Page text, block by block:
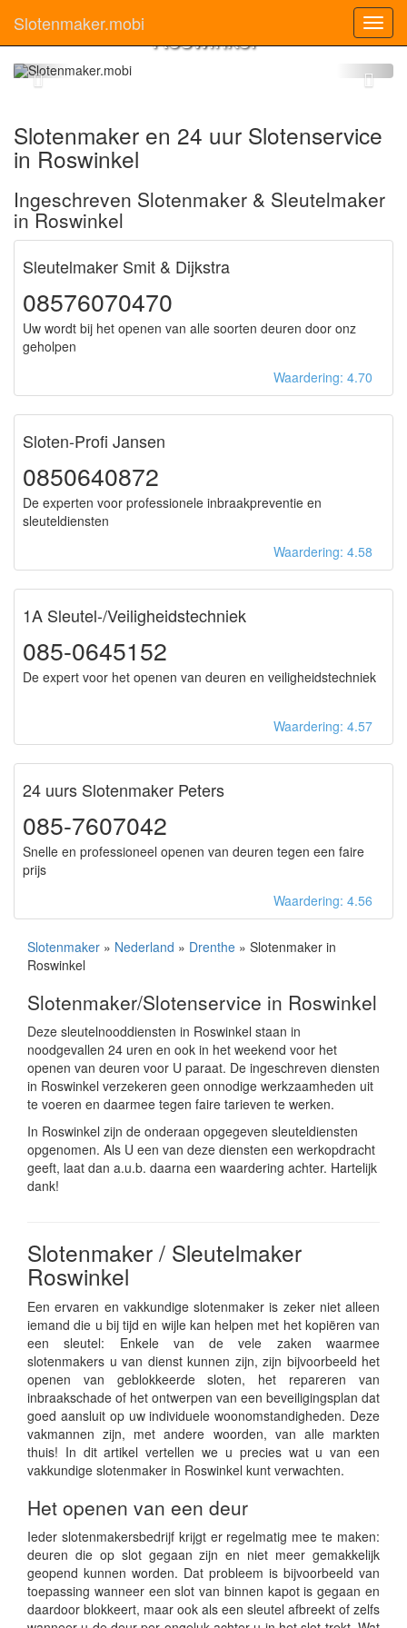
Slotenmaker.mobiSlotenmaker
Roswinkel
Slotenmaker en 24 uur Slotenservice
in Roswinkel
Ingeschreven Slotenmaker & Sleutelmaker
in Roswinkel
Sleutelmaker Smit & Dijkstra
08576070470
Uw wordt bij het openen van alle soorten deuren door onz
geholpen
Waardering: 4.70
Sloten-Profi Jansen
0850640872
De experten voor professionele inbraakpreventie en
sleuteldiensten
Waardering: 4.58
1A Sleutel-/Veiligheidstechniek
085-0645152
De expert voor het openen van deuren en veiligheidstechniek
Waardering: 4.57
24 uurs Slotenmaker Peters
085-7607042
Snelle en professioneel openen van deuren tegen een faire
prijs
Waardering: 4.56
Slotenmaker » Nederland » Drenthe » Slotenmaker in
Roswinkel
Slotenmaker/Slotenservice in Roswinkel
Deze sleutelnooddiensten in Roswinkel staan in
noodgevallen 24 uren en ook in het weekend voor het
openen van deuren voor U paraat. De ingeschreven diensten
in Roswinkel verzekeren geen onnodige werkzaamheden uit
te voeren en daarmee tegen faire tarieven te werken.
In Roswinkel zijn de onderaan opgegeven sleuteldiensten
opgenomen. Als U een van deze diensten een werkopdracht
geeft, laat dan a.u.b. daarna een waardering achter. Hartelijk
dank!
Slotenmaker / Sleutelmaker
Roswinkel
Een ervaren en vakkundige slotenmaker is zeker niet alleen
iemand die u bij tijd en wijle kan helpen met het kopiëren van
een sleutel: Enkele van de vele zaken waarmee
slotenmakers u van dienst kunnen zijn, zijn bijvoorbeeld het
openen van geblokkeerde sloten, het repareren van
inbraakschade of het ontwerpen van een beveiligingsplan dat
goed aansluit op uw individuele woonomstandigheden. Deze
vakmannen zijn, met andere woorden, van alle markten
thuis! In dit artikel vertellen we u precies wat u van een
vakkundige slotenmaker in Roswinkel kunt verwachten.
Het openen van een deur
Ieder slotenmakersbedrijf krijgt er regelmatig mee te maken:
deuren die op slot gegaan zijn en niet meer gemakkelijk
geopend kunnen worden. Dat probleem is bijvoorbeeld van
toepassing wanneer een slot van binnen kapot is gegaan en
daardoor blokkeert, maar ook als een sleutel afbreekt of zelfs